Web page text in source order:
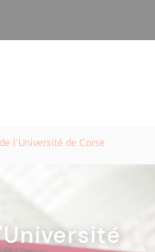
l'Université de Corse